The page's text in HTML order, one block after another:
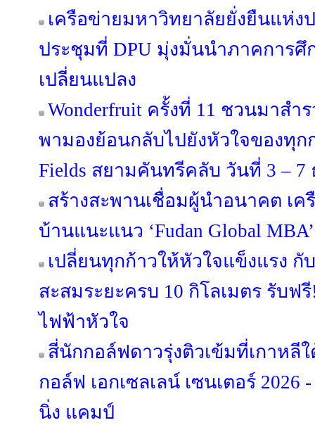
เครือข่ายมหาวิทยาลัยยั่งยืนแห่ง
ประชุมที่ DPU มุ่งมั่นนำภาคการศึ
เปลี่ยนแปลง
Wonderfruit ครั้งที่ 11 ชวนมาสำ
พามองย้อนกลับไปยังหัวใจของทุก
Fields สยามคันทรีคลับ วันที่ 3 – 7
สร้างสะพานเชื่อมผู้นำอนาคต เ
บ้านแนะแนว ‘Fudan Global
เปลี่ยนทุกก้าวให้หัวใจแข็งแรง กั
สะสมระยะครบ 10 กิโลเมตร รับฟ
ไฟฟ้าหัวใจ
สี่นักกอล์ฟดาวรุ่งติวเข้มที่เกาหลีใ
กอล์ฟ เอกเซลเลน์ เซนเตอร์ 2026
นิ่ง แคมป์